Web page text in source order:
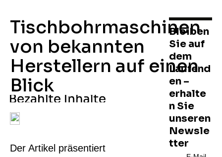
Tischbohrmaschinen
von bekannten
Herstellern auf einen
Blick
Der Artikel präsentiert
Bleiben
Sie auf
dem
Laufend
en –
erhalte
n Sie
unseren
Newsle
tter